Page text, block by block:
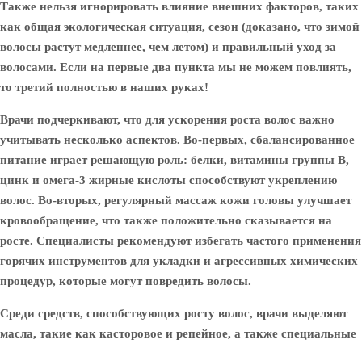
Также нельзя игнорировать влияние внешних факторов, таких
как общая экологическая ситуация, сезон (доказано, что зимой
волосы растут медленнее, чем летом) и правильный уход за
волосами. Если на первые два пункта мы не можем повлиять,
то третий полностью в наших руках!
Врачи подчеркивают, что для ускорения роста волос важно
учитывать несколько аспектов. Во-первых, сбалансированное
питание играет решающую роль: белки, витамины группы B,
цинк и омега-3 жирные кислоты способствуют укреплению
волос. Во-вторых, регулярный массаж кожи головы улучшает
кровообращение, что также положительно сказывается на
росте. Специалисты рекомендуют избегать частого применения
горячих инструментов для укладки и агрессивных химических
процедур, которые могут повредить волосы.
Среди средств, способствующих росту волос, врачи выделяют
масла, такие как касторовое и репейное, а также специальные